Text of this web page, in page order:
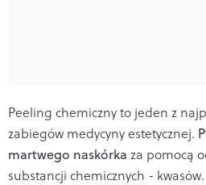
Peeling chemiczny to jeden z
zabiegów medycyny estetycznej.
martwego naskórka za pomocą
substancji chemicznych - kwasów.